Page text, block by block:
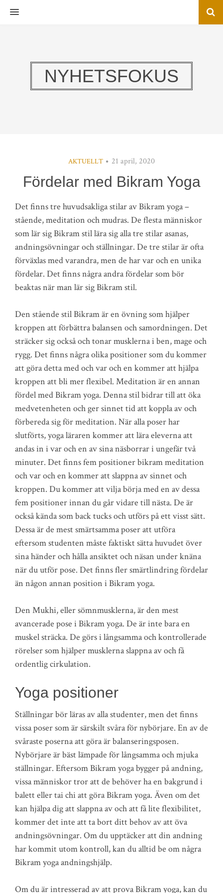
MENU
NYHETSFOKUS
AKTUELLT 21 april, 2020
Fördelar med Bikram Yoga
Det finns tre huvudsakliga stilar av Bikram yoga –
stående, meditation och mudras. De flesta människor
som lär sig Bikram stil lära sig alla tre stilar asanas,
andningsövningar och ställningar. De tre stilar är ofta
förväxlas med varandra, men de har var och en unika
fördelar. Det finns några andra fördelar som bör
beaktas när man lär sig Bikram stil.
Den stående stil Bikram är en övning som hjälper
kroppen att förbättra balansen och samordningen. Det
sträcker sig också och tonar musklerna i ben, mage och
rygg. Det finns några olika positioner som du kommer
att göra detta med och var och en kommer att hjälpa
kroppen att bli mer flexibel. Meditation är en annan
fördel med Bikram yoga. Denna stil bidrar till att öka
medvetenheten och ger sinnet tid att koppla av och
förbereda sig för meditation. När alla poser har
slutförts, yoga läraren kommer att lära eleverna att
andas in i var och en av sina näsborrar i ungefär två
minuter. Det finns fem positioner bikram meditation
och var och en kommer att slappna av sinnet och
kroppen. Du kommer att vilja börja med en av dessa
fem positioner innan du går vidare till nästa. De är
också kända som back tucks och utförs på ett visst sätt.
Dessa är de mest smärtsamma poser att utföra
eftersom studenten måste faktiskt sätta huvudet över
sina händer och hålla ansiktet och näsan under knäna
när du utför pose. Det finns fler smärtlindring fördelar
än någon annan position i Bikram yoga.
Den Mukhi, eller sömnmusklerna, är den mest
avancerade pose i Bikram yoga. De är inte bara en
muskel sträcka. De görs i långsamma och kontrollerade
rörelser som hjälper musklerna slappna av och få
ordentlig cirkulation.
Yoga positioner
Ställningar bör läras av alla studenter, men det finns
vissa poser som är särskilt svåra för nybörjare. En av de
svåraste poserna att göra är balanseringsposen.
Nybörjare är bäst lämpade för långsamma och mjuka
ställningar. Eftersom Bikram yoga bygger på andning,
vissa människor tror att de behöver ha en bakgrund i
balett eller tai chi att göra Bikram yoga. Även om det
kan hjälpa dig att slappna av och att få lite flexibilitet,
kommer det inte att ta bort ditt behov av att öva
andningsövningar. Om du upptäcker att din andning
har kommit utom kontroll, kan du alltid be om några
Bikram yoga andningshjälp.
Om du är intresserad av att prova Bikram yoga, kan du